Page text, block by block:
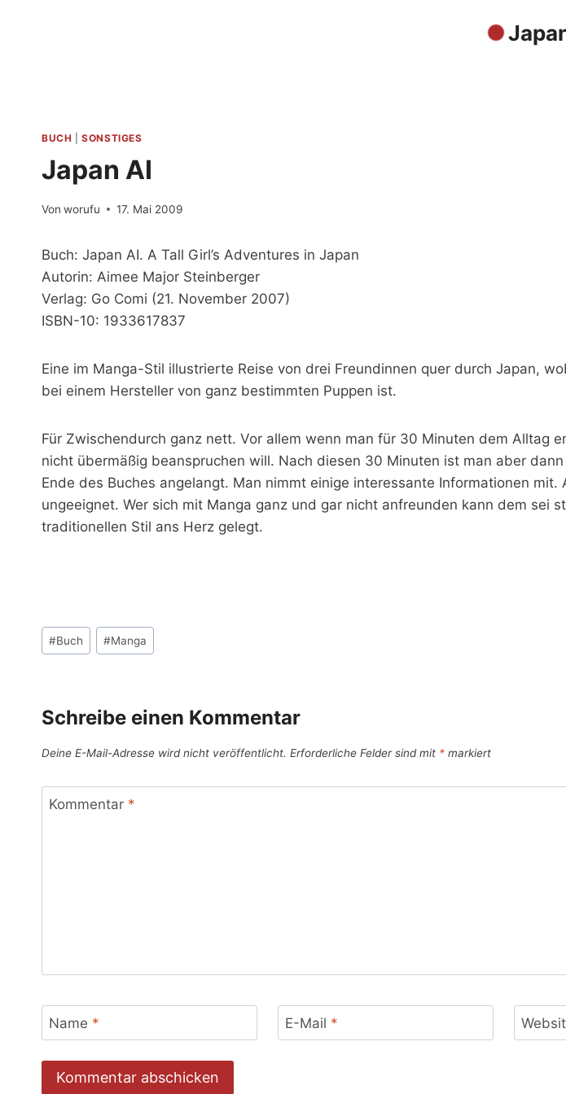
BUCH |SONSTIGES
Japan AI
Von worufu 17. Mai 2009
Buch: Japan AI. A Tall Girl’s Adventures in Japan
Autorin: Aimee Major Steinberger
Verlag: Go Comi (21. November 2007)
ISBN-10: 1933617837
Eine im Manga-Stil illustrierte Reise von drei Freundinnen quer durch Japan,
bei einem Hersteller von ganz bestimmten Puppen ist.
Für Zwischendurch ganz nett. Vor allem wenn man für 30 Minuten dem Alltag
nicht übermäßig beanspruchen will. Nach diesen 30 Minuten ist man aber
Ende des Buches angelangt. Man nimmt einige interessante Informationen mit.
ungeeignet. Wer sich mit Manga ganz und gar nicht anfreunden kann dem sei
traditionellen Stil ans Herz gelegt.
Schlagworte:
#Buch #Manga
Schreibe einen Kommentar
Deine E-Mail-Adresse wird nicht veröffentlicht. Erforderliche Felder sind mit * markiert
Kommentar *
Name * E-Mail *